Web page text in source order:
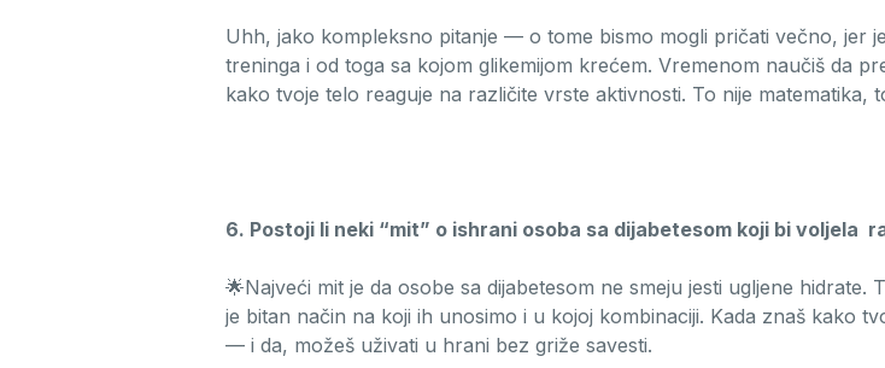
Uhh, jako kompleksno pitanje — o tome bismo mogli pričati večno, jer
treninga i od toga sa kojom glikemijom krećem. Vremenom naučiš da
kako tvoje telo reaguje na različite vrste aktivnosti. To nije matematika,
6. Postoji li neki “mit” o ishrani osoba sa dijabetesom koji bi voljela
🌟Najveći mit je da osobe sa dijabetesom ne smeju jesti ugljene
je bitan način na koji ih unosimo i u kojoj kombinaciji. Kada znaš kako
— i da, možeš uživati u hrani bez griže savesti.